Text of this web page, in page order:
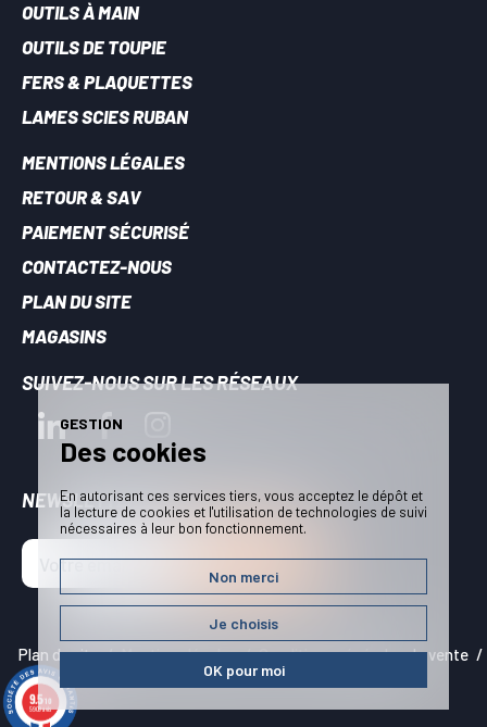
OUTILS À MAIN
OUTILS DE TOUPIE
FERS & PLAQUETTES
LAMES SCIES RUBAN
MENTIONS LÉGALES
RETOUR & SAV
PAIEMENT SÉCURISÉ
CONTACTEZ-NOUS
PLAN DU SITE
MAGASINS
SUIVEZ-NOUS SUR LES RÉSEAUX
NEWSLETTER - RESTEZ INFORMÉS
JE M'INSCRIS !
Plan du site Mentions légales
Conditions générales de vente
Politique de confidentialité
Gestion des cookies
9.5/10
5909 avis
GESTION
Des cookies
En autorisant ces services tiers, vous acceptez le dépôt et
la lecture de cookies et l'utilisation de technologies de suivi
nécessaires à leur bon fonctionnement.
Non merci
Je choisis
OK pour moi